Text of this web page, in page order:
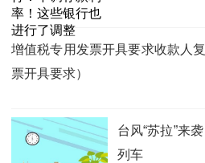
增值税专用发票开具要求收款人
票开具要求）
台风“苏拉”来
列车